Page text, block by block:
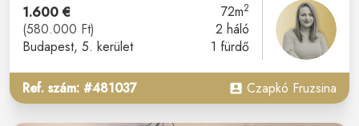
1.600 €
(580.000 Ft)
Budapest, 5. kerület
72m2
2 háló
1 fürdő
Ref. szám: #481037 Czapkó Fruzsina